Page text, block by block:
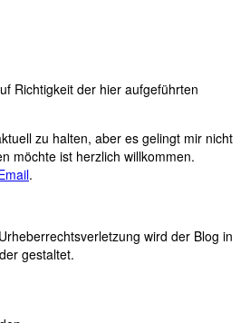
Richtigkeit der hier aufgeführten
zu halten, aber es gelingt mir nicht
möchte ist herzlich willkommen.
.
wird der Blog in
gestaltet.